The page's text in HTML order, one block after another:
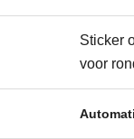
Sticker
voor